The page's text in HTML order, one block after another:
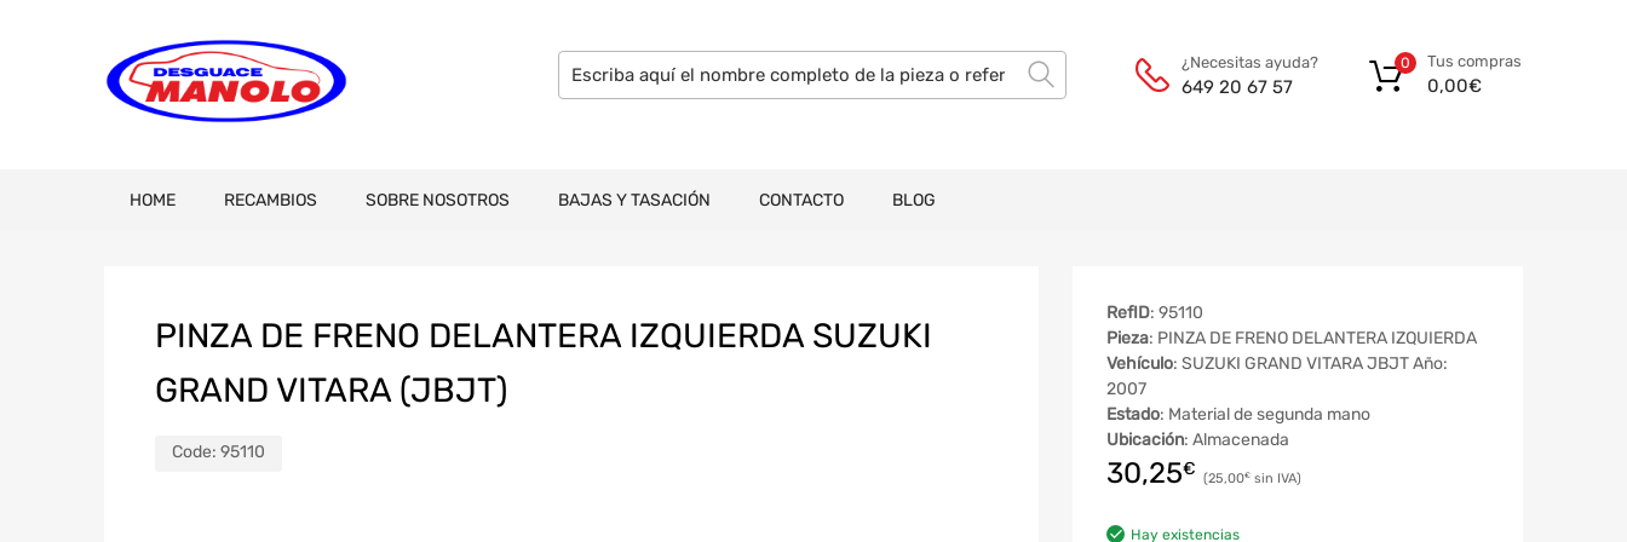
¿Necesitas ayuda?
649 20 67 57
Tus compras
0,00€
0
HOME RECAMBIOS SOBRE NOSOTROS BAJAS Y TASACIÓN CONTACTO BLOG
PINZA DE FRENO DELANTERA IZQUIERDA SUZUKI
GRAND VITARA (JBJT)
Code: 95110
RefID: 95110
Pieza: PINZA DE FRENO DELANTERA IZQUIERDA
Vehículo: SUZUKI GRAND VITARA JBJT Año:
2007
Estado: Material de segunda mano
Ubicación: Almacenada
30,25€ 25,00€
Hay existencias